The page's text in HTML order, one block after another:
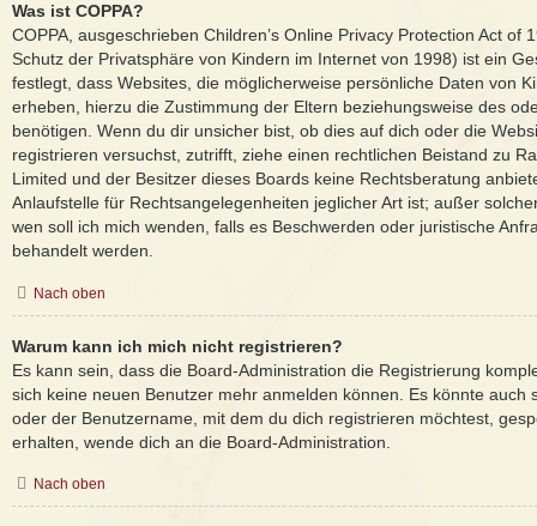
Was ist COPPA?
COPPA, ausgeschrieben Children’s Online Privacy Protection Act of
Schutz der Privatsphäre von Kindern im Internet von 1998) ist ein
festlegt, dass Websites, die möglicherweise persönliche Daten von
erheben, hierzu die Zustimmung der Eltern beziehungsweise des
benötigen. Wenn du dir unsicher bist, ob dies auf dich oder die
registrieren versuchst, zutrifft, ziehe einen rechtlichen Beistand zu
Limited und der Besitzer dieses Boards keine Rechtsberatung
Anlaufstelle für Rechtsangelegenheiten jeglicher Art ist; außer
wen soll ich mich wenden, falls es Beschwerden oder juristische
behandelt werden.
Nach oben
Warum kann ich mich nicht registrieren?
Es kann sein, dass die Board-Administration die Registrierung
sich keine neuen Benutzer mehr anmelden können. Es könnte auch
oder der Benutzername, mit dem du dich registrieren möchtest,
erhalten, wende dich an die Board-Administration.
Nach oben